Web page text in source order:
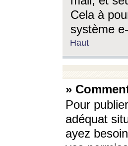
Cela à
système
Haut
»
Pour
adéquat
ayez